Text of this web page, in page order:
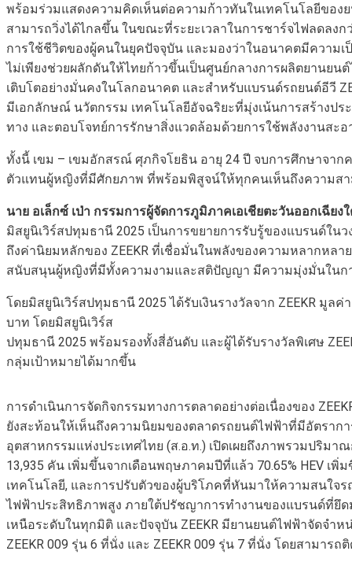
พร้อมร่วมแสดงความคิดเห็นต่อความก้าวทันในเทคโนโลยีของ
สามารถวิ่งได้ไกลขึ้น ในขณะที่ระยะเวลาในการชาร์จไฟลดล
การใช้ชีวิตของผู้คนในยุคปัจจุบัน และมองว่าในอนาคตมีความเ
ไม่เพียงช่วยผลักดันให้ไทยก้าวขึ้นเป็นศูนย์กลางการผลิตยานยน
เติบโตอย่างมั่นคงในโลกอนาคต และสำหรับแบรนด์รถยนต์อีวี
มีเอกลักษณ์ นวัตกรรม เทคโนโลยีอัจฉริยะที่มุ่งเน้นการสร้างป
ทาง และตอบโจทย์การรักษาสิ่งแวดล้อมด้วยการใช้พลังงานสะ
ทั้งนี้ เขม – เขมอักสรณ์ ศุภกิจโยธิน อายุ 24 ปี จบการศึกษาจา
ตัวแทนผู้หญิงที่มีศักยภาพ ที่พร้อมพิสูจน์ให้ทุกคนเห็นถึงความสา
นาย อเล็กซ์ เป่า กรรมการผู้จัดการภูมิภาคเอเชียตะวันออกเฉียง
มิสยูนิเวิร์สปทุมธานี 2025 เป็นการขยายการรับรู้ของแบรนด์ใ
ถึงค่านิยมหลักของ ZEEKR ที่เชื่อมั่นในพลังของความหลากหลา
สนับสนุนผู้หญิงที่มีทั้งความงามและสติปัญญา มีความมุ่งมั่นในกา
โดยมิสยูนิเวิร์สปทุมธานี 2025 ได้รับเงินรางวัลจาก ZEEKR มูลค่
บาท โดยมิสยูนิเวิร์ส
ปทุมธานี 2025 พร้อมรองทั้งสี่อันดับ และผู้ได้รับรางวัลพิเศษ
กลุ่มเป้าหมายได้มากขึ้น
การดำเนินการจัดกิจกรรมทางการตลาดอย่างต่อเนื่องของ
ยังสะท้อนให้เห็นถึงความนิยมของตลาดรถยนต์ไฟฟ้าที่มีอัตราก
อุตสาหกรรมแห่งประเทศไทย (ส.อ.ท.) เปิดเผยถึงภาพรวมปริม
13,935 คัน เพิ่มขึ้นจากเดือนพฤษภาคมปีที่แล้ว 70.65% HEV เ
เทคโนโลยี, และการปรับตัวของผู้บริโภคที่หันมาให้ความสนใจ
ไฟฟ้าประสิทธิภาพสูง ภายใต้ปรัชญาการทำงานของแบรนด์ที่ยึด
เหนือระดับในทุกมิติ และปัจจุบัน ZEEKR มียานยนต์ไฟฟ้าจัดจำห
ZEEKR 009 รุ่น 6 ที่นั่ง และ ZEEKR 009 รุ่น 7 ที่นั่ง โดยสามาร